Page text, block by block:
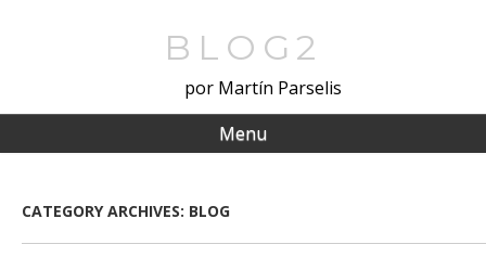
BLOG2
por Martín Parselis
Menu
CATEGORY ARCHIVES: BLOG